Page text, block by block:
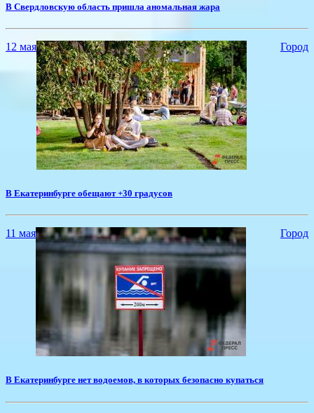
​В Свердловскую область пришла аномальная жара
12 мая Город
В Екатеринбурге обещают +30 градусов
11 мая Город
В Екатеринбурге нет водоемов, в которых безопасно купаться